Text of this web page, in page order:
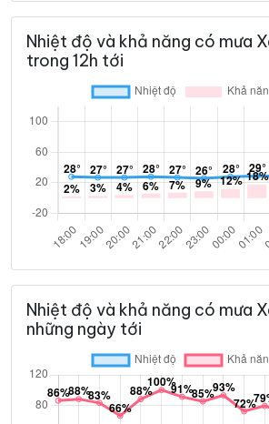
Nhiệt độ và khả năng có mưa
trong 12h tới
Nhiệt độ và khả năng có mưa
những ngày tới